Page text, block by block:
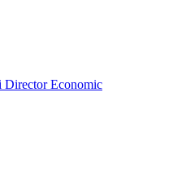
Director Economic